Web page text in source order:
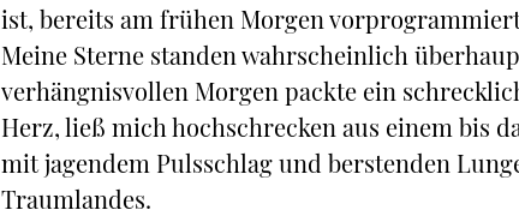
ist, bereits am frühen Morgen
Meine Sterne standen wahrscheinlich
verhängnisvollen Morgen packte ein
Herz, ließ mich hochschrecken aus einem bis
mit jagendem Pulsschlag und berstenden
Traumlandes.